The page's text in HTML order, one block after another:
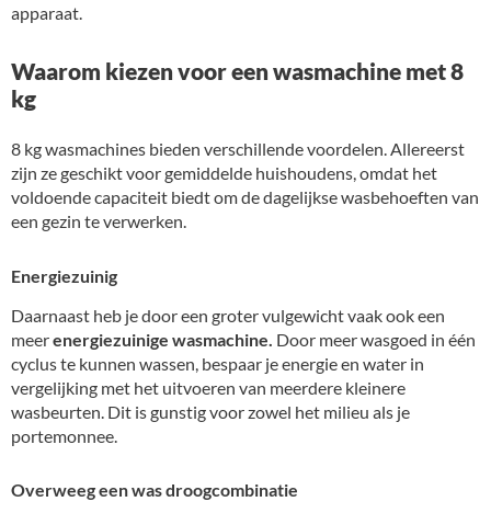
apparaat.
Waarom kiezen voor een wasmachine met 8
kg
8 kg wasmachines bieden verschillende voordelen. Allereerst
zijn ze geschikt voor gemiddelde huishoudens, omdat het
voldoende capaciteit biedt om de dagelijkse wasbehoeften van
een gezin te verwerken.
Energiezuinig
Daarnaast heb je door een groter vulgewicht vaak ook een
meerenergiezuinige wasmachine. Door meer wasgoed in één
cyclus te kunnen wassen, bespaar je energie en water in
vergelijking met het uitvoeren van meerdere kleinere
wasbeurten. Dit is gunstig voor zowel het milieu als je
portemonnee.
Overweeg een was droogcombinatie